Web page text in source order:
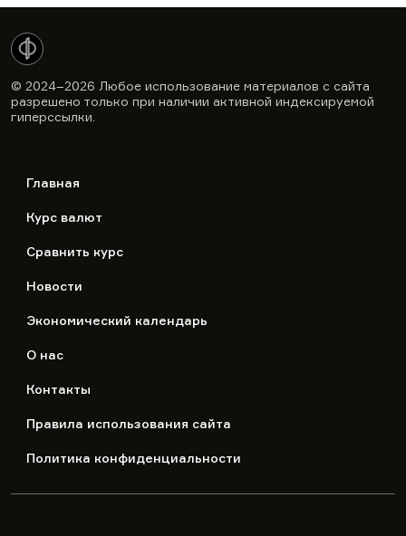
© 2024–2026 Любое использование материалов с сайта
разрешено только при наличии активной индексируемой
гиперссылки.
Главная
Курс валют
Сравнить курс
Новости
Экономический календарь
О нас
Контакты
Правила использования сайта
Политика конфиденциальности